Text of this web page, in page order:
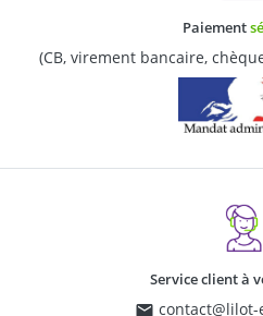
Paiement
(CB, virement bancaire,
Service client à